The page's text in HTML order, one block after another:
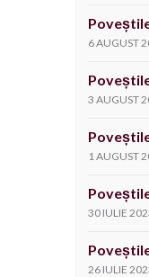
6 AUGUST
3 AUGUST
1 AUGUST
30 IULIE
26 IULIE